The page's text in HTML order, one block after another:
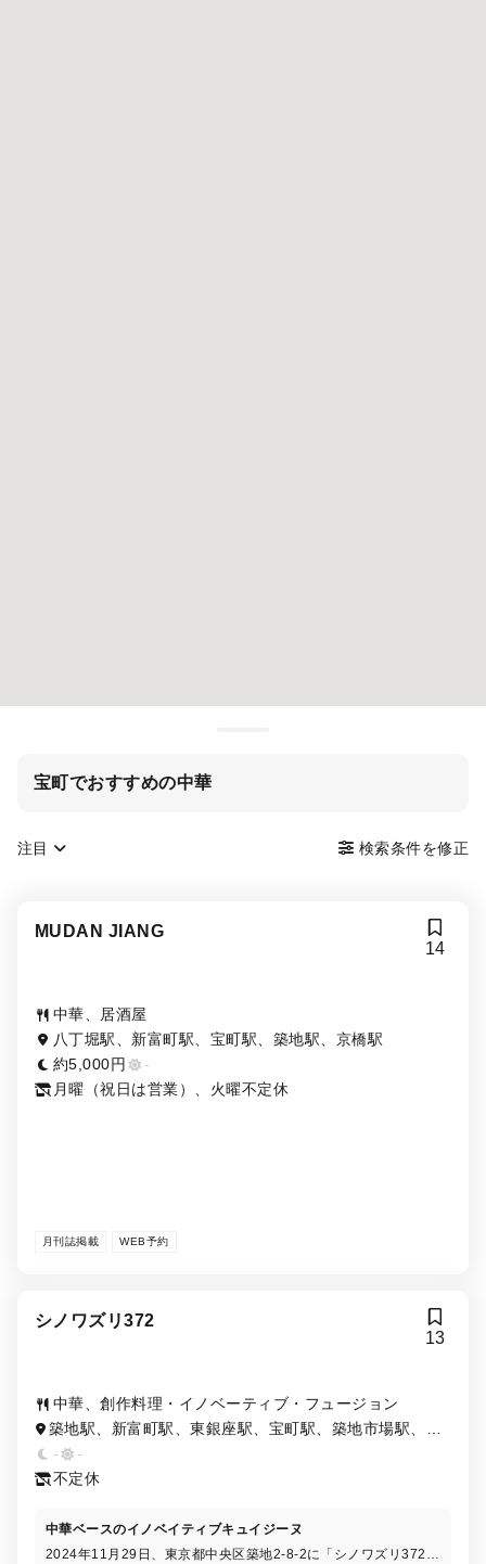
宝町でおすすめの中華
注目 検索条件を修正
MUDAN JIANG
14
中華、居酒屋
八丁堀駅、新富町駅、宝町駅、築地駅、京橋駅
約5,000円
-
月曜（祝日は営業）、火曜不定休
月刊誌掲載 WEB予約
シノワズリ372
13
中華、創作料理・イノベーティブ・フュージョン
築地駅、新富町駅、東銀座駅、宝町駅、築地市場駅、銀
座一丁目駅、八丁堀駅
-
-
不定休
中華ベースのイノベイティブキュイジーヌ
2024年11月29日、東京都中央区築地2-8-2に「シノワズリ372」